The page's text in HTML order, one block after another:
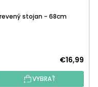
stojan - 68cm
€16,99
VYBRAŤ